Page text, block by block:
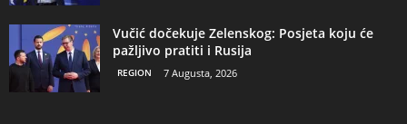
Vučić dočekuje Zelenskog: Posjeta koju će
pažljivo pratiti i Rusija
REGION 7 Augusta, 2026